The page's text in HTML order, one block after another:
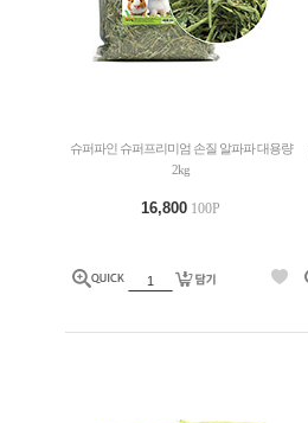
슈퍼파인 슈퍼프리미엄 손질 알파파 대용량
2kg
16,800 100P